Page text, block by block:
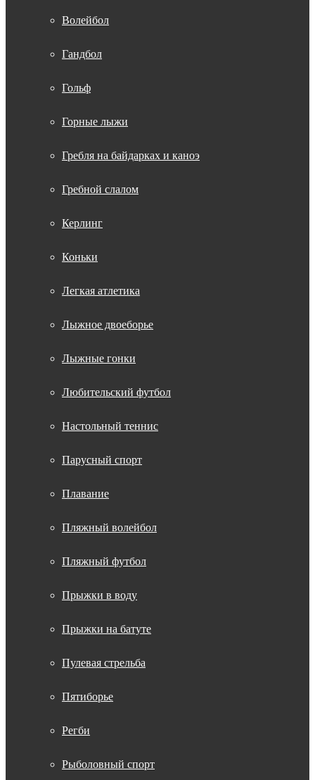
Волейбол
Гандбол
Гольф
Горные лыжи
Гребля на байдарках и каноэ
Гребной слалом
Керлинг
Коньки
Легкая атлетика
Лыжное двоеборье
Лыжные гонки
Любительский футбол
Настольный теннис
Парусный спорт
Плавание
Пляжный волейбол
Пляжный футбол
Прыжки в воду
Прыжки на батуте
Пулевая стрельба
Пятиборье
Регби
Рыболовный спорт